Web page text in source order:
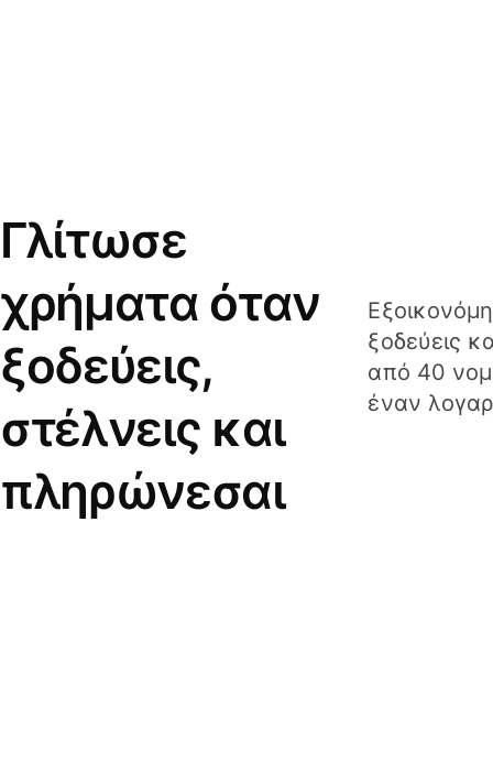
Γλίτωσε
χρήματα όταν
ξοδεύεις,
στέλνεις και
πληρώνεσαι
ξοδεύεις
από 40
έναν